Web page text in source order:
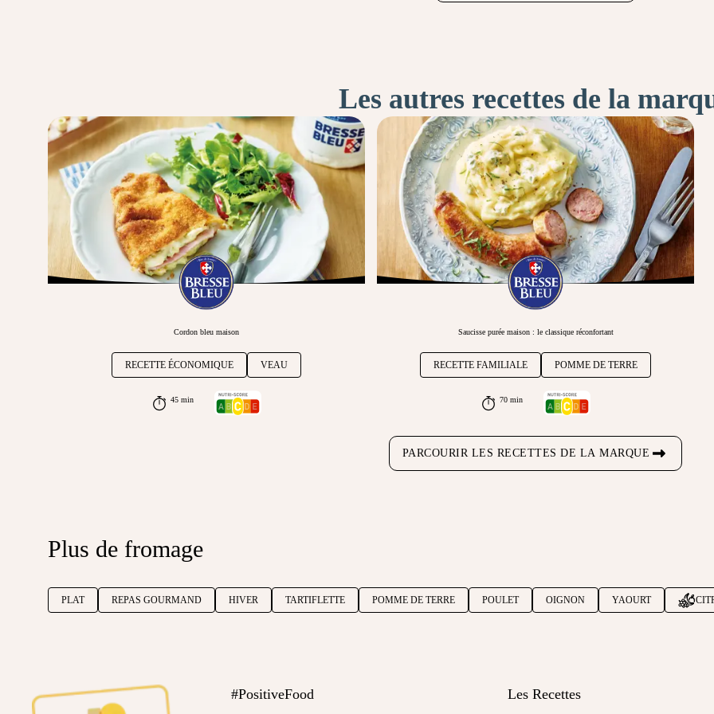
Les autres recettes de la
Cordon bleu maison
RECETTE ÉCONOMIQUE VEAU
45 min
Saucisse purée maison : le classique réconfortant
RECETTE FAMILIALE POMME DE TERRE
70 min
PARCOURIR LES RECETTES DE LA MARQUE
Plus de fromage
PLAT REPAS GOURMAND HIVER TARTIFLETTE POMME DE TERRE POULET OIGNON YAOURT
#PositiveFood Les Recettes